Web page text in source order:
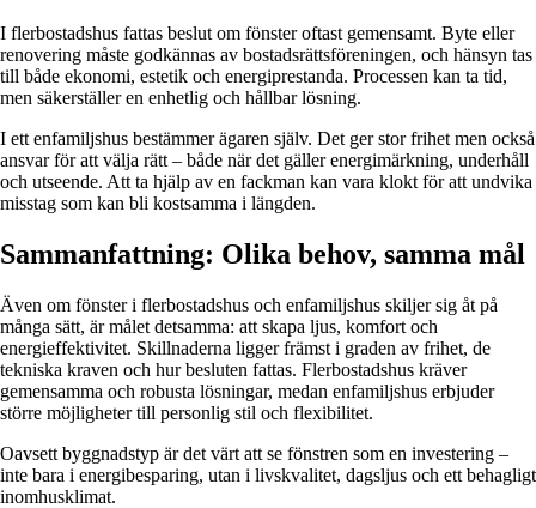
I flerbostadshus fattas beslut om fönster oftast gemensamt. Byte eller
renovering måste godkännas av bostadsrättsföreningen, och hänsyn tas
till både ekonomi, estetik och energiprestanda. Processen kan ta tid,
men säkerställer en enhetlig och hållbar lösning.
I ett enfamiljshus bestämmer ägaren själv. Det ger stor frihet men också
ansvar för att välja rätt – både när det gäller energimärkning, underhåll
och utseende. Att ta hjälp av en fackman kan vara klokt för att undvika
misstag som kan bli kostsamma i längden.
Sammanfattning: Olika behov, samma mål
Även om fönster i flerbostadshus och enfamiljshus skiljer sig åt på
många sätt, är målet detsamma: att skapa ljus, komfort och
energieffektivitet. Skillnaderna ligger främst i graden av frihet, de
tekniska kraven och hur besluten fattas. Flerbostadshus kräver
gemensamma och robusta lösningar, medan enfamiljshus erbjuder
större möjligheter till personlig stil och flexibilitet.
Oavsett byggnadstyp är det värt att se fönstren som en investering –
inte bara i energibesparing, utan i livskvalitet, dagsljus och ett behagligt
inomhusklimat.